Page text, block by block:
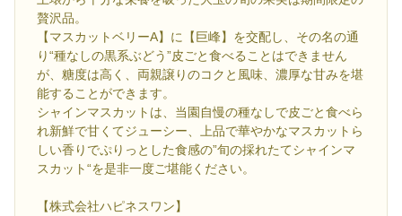
贅沢品。
【マスカットベリーA】に【巨峰】を交配し、その名の通
り“種なしの黒系ぶどう”皮ごと食べることはできません
が、糖度は高く、両親譲りのコクと風味、濃厚な甘みを堪
能することができます。
シャインマスカットは、当園自慢の種なしで皮ごと食べら
れ新鮮で甘くてジューシー、上品で華やかなマスカットら
しい香りでぷりっとした食感の”旬の採れたてシャインマ
スカット“を是非一度ご堪能ください。
【株式会社ハピネスワン】